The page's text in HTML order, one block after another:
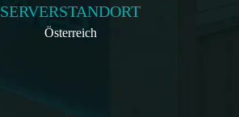
SERVERSTANDORT
Österreich